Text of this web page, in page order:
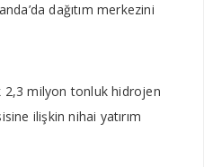
dağıtım merkezini
2,3 milyon tonluk hidrojen
ilişkin nihai yatırım